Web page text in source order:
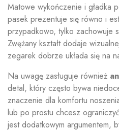
Matowe wykończenie i gładka
pasek prezentuje się równo i
przypadkowo, tylko zachowuje
Zwężany kształt dodaje
zegarek dobrze układa się na
Na uwagę zasługuje również
detal, który często bywa
znaczenie dla komfortu
lub po prostu chcesz
jest dodatkowym argumentem,